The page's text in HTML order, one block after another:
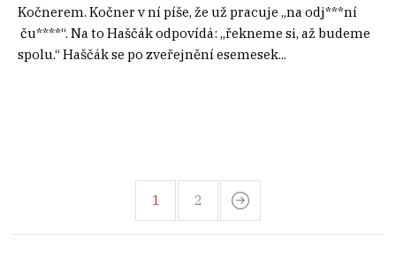
Kočnerem. Kočner v ní píše, že už pracuje „na odj***ní
ču****“. Na to Haščák odpovídá: „řekneme si, až budeme
spolu.“ Haščák se po zveřejnění esemesek...
1 2